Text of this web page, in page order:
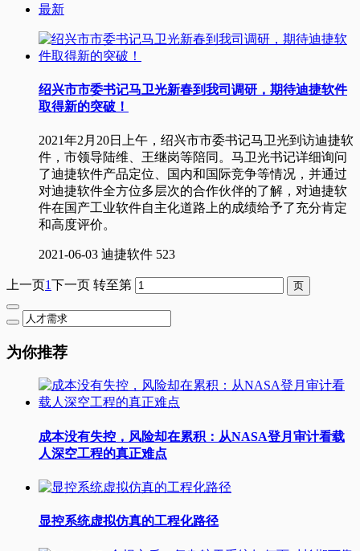
最新
绍兴市市委书记马卫光新春到我司调研，期待迪捷软件
取得新的突破！
2021年2月20日上午，绍兴市市委书记马卫光到访迪捷软
件，市领导陆维、王继岗等陪同。马卫光书记详细询问
了迪捷软件产品定位、国内和国际竞争等情况，并通过
对迪捷软件全方位多层次的合作伙伴的了解，对迪捷软
件在国产工业软件自主化道路上的成绩给予了充分肯定
和高度评价。
2021-06-03 迪捷软件 523
上一页1下一页 转至第
为你推荐
成本没有失控，风险却在累积：从NASA登月审计看载
人深空工程的真正难点
显控系统虚拟仿真的工程化路径